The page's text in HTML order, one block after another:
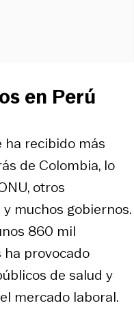
en Perú
ha recibido más
de Colombia, lo
otros
muchos gobiernos.
860 mil
ha provocado
de salud y
mercado laboral.